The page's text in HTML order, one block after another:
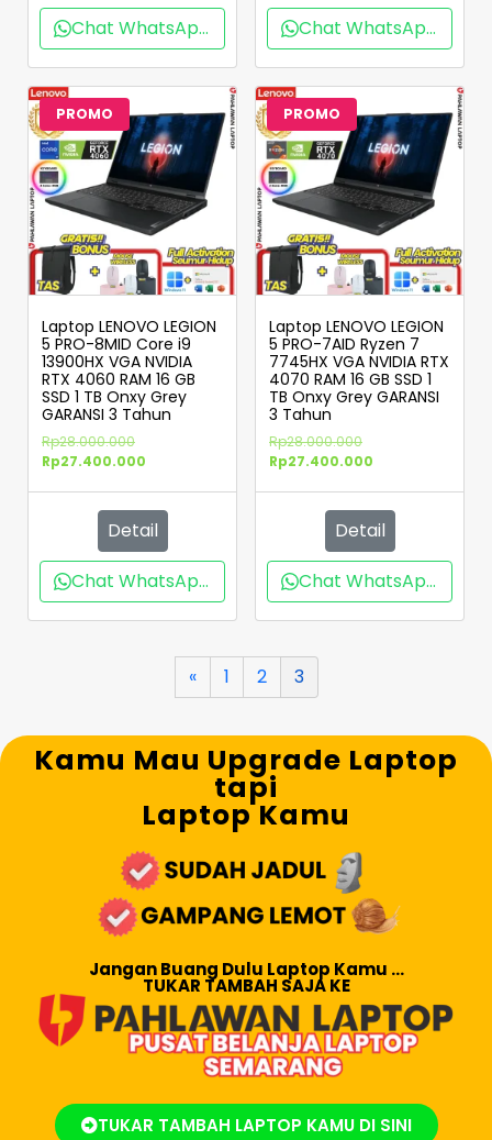
Chat WhatsApp Chat WhatsApp
PROMO
Laptop LENOVO LEGION
5 PRO-8MID Core i9
13900HX VGA NVIDIA
RTX 4060 RAM 16 GB
SSD 1 TB Onxy Grey
GARANSI 3 Tahun
Rp28.000.000
Rp27.400.000
Detail
Chat WhatsApp
PROMO
Laptop LENOVO LEGION
5 PRO-7AID Ryzen 7
7745HX VGA NVIDIA RTX
4070 RAM 16 GB SSD 1
TB Onxy Grey GARANSI
3 Tahun
Rp28.000.000
Rp27.400.000
Detail
Chat WhatsApp
« 1 2 3
Kamu Mau Upgrade Laptop
tapi
Laptop Kamu
Jangan Buang Dulu Laptop Kamu ...
TUKAR TAMBAH SAJA KE
TUKAR TAMBAH LAPTOP KAMU DI SINI